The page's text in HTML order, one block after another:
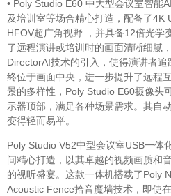
• Poly Studio E60 中大型会议室智能
及培训室等场合精心打造，配备了4K
HFOV超广角视野 ，并具备12倍光学
了远程演讲或培训时的画面清晰细腻
DirectorAI技术的引入，使得演讲者
终位于画面中央，进一步提升了远程
景的多样性，Poly Studio E60摄像头
示器顶部，满足各种场景需求。其自
变得轻而易举。
Poly Studio V52中型会议室USB一体
间精心打造，以其卓越的视频画质和
的视听盛宴。这款一体机搭载了Poly
Acoustic Fence拾音魔墙技术，即使